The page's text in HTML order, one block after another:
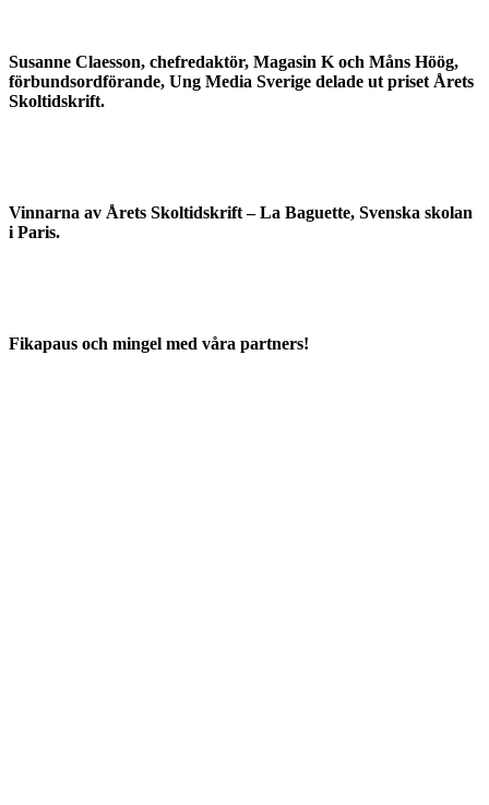
Susanne Claesson, chefredaktör, Magasin K och Måns Höög,
förbundsordförande, Ung Media Sverige delade ut priset Årets
Skoltidskrift.
Vinnarna av Årets Skoltidskrift – La Baguette, Svenska skolan
i Paris.
Fikapaus och mingel med våra partners!